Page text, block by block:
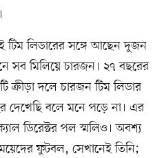
টিম লিডারের সঙ্গে আছেন দুজন
সব মিলিয়ে চারজন। ২৭ বছরের
ক্রীড়া দলে চারজন টিম লিডার
দেখেছি বলে মনে পড়ে না। এর
ডিরেক্টর পল স্মলিও। অবশ্য
ফুটবল, সেখানেই তিনি;